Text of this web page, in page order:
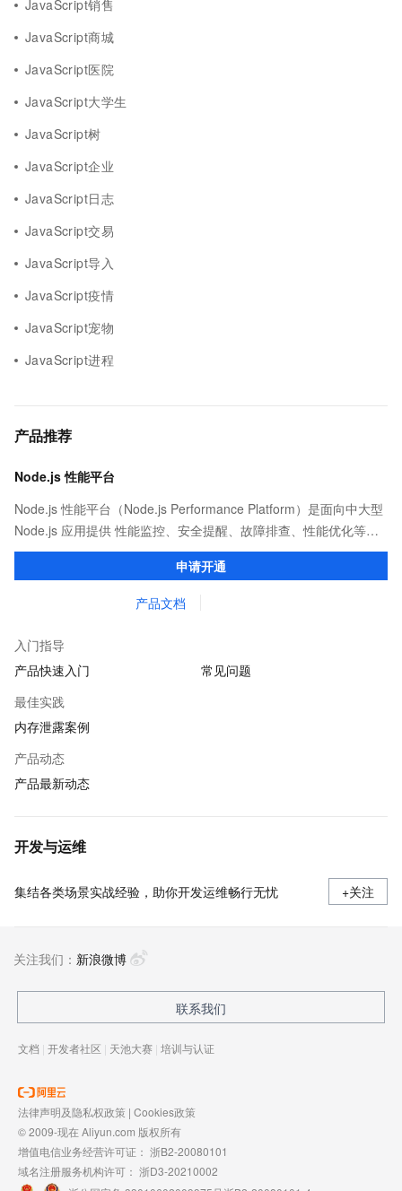
JavaScript销售
JavaScript商城
JavaScript医院
JavaScript大学生
JavaScript树
JavaScript企业
JavaScript日志
JavaScript交易
JavaScript导入
JavaScript疫情
JavaScript宠物
JavaScript进程
产品推荐
Node.js 性能平台
Node.js 性能平台（Node.js Performance Platform）是面向中大型
Node.js 应用提供 性能监控、安全提醒、故障排查、性能优化等服
务的整体性解决方案。提供完善的工具链和服务，协助客户主动、
申请开通
产品文档
入门指导
产品快速入门
常见问题
最佳实践
内存泄露案例
产品动态
产品最新动态
开发与运维
集结各类场景实战经验，助你开发运维畅行无忧 +关注
关注我们： 新浪微博
联系我们
文档 | 开发者社区 | 天池大赛 | 培训与认证
法律声明及隐私权政策 | Cookies政策
© 2009-现在 Aliyun.com 版权所有
增值电信业务经营许可证： 浙B2-20080101
域名注册服务机构许可： 浙D3-20210002